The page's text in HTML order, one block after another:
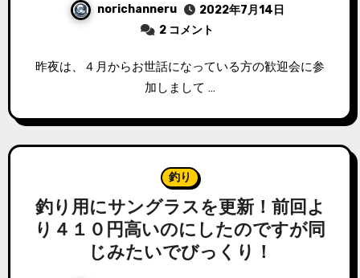
norichanneru
2022年7月14日
2 コメント
昨夜は、４月からお世話になっている方の歓迎会に参
加しまして …
釣り
釣り用にサングラスを更新！前回よ
り４１０円高いのにしたのですが同
じみたいでびっくり！